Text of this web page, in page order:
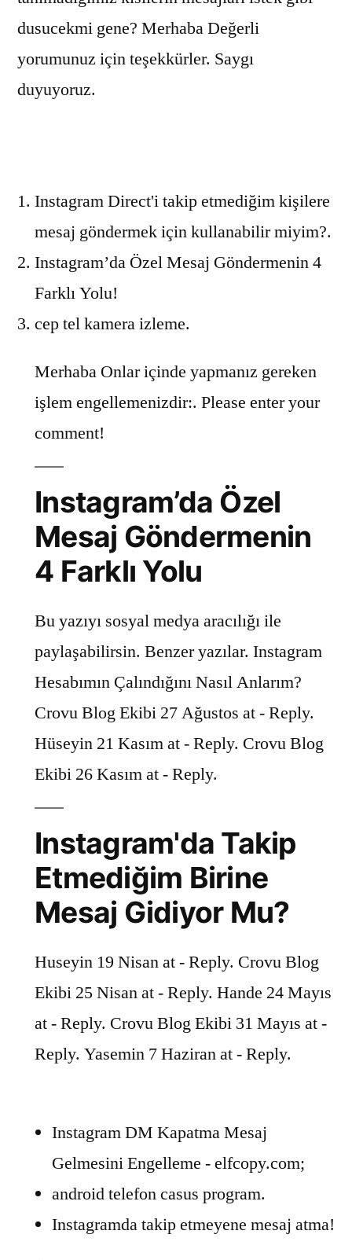
dusucekmi gene? Merhaba Değerli
yorumunuz için teşekkürler. Saygı
duyuyoruz.
Instagram Direct'i takip etmediğim kişilere
mesaj göndermek için kullanabilir miyim?.
Instagram’da Özel Mesaj Göndermenin 4
Farklı Yolu!
cep tel kamera izleme.
Merhaba Onlar içinde yapmanız gereken
işlem engellemenizdir:. Please enter your
comment!
Instagram’da Özel
Mesaj Göndermenin
4 Farklı Yolu
Bu yazıyı sosyal medya aracılığı ile
paylaşabilirsin. Benzer yazılar. Instagram
Hesabımın Çalındığını Nasıl Anlarım?
Crovu Blog Ekibi 27 Ağustos at - Reply.
Hüseyin 21 Kasım at - Reply. Crovu Blog
Ekibi 26 Kasım at - Reply.
Instagram'da Takip
Etmediğim Birine
Mesaj Gidiyor Mu?
Huseyin 19 Nisan at - Reply. Crovu Blog
Ekibi 25 Nisan at - Reply. Hande 24 Mayıs
at - Reply. Crovu Blog Ekibi 31 Mayıs at -
Reply. Yasemin 7 Haziran at - Reply.
Instagram DM Kapatma Mesaj
Gelmesini Engelleme - elfcopy.com;
android telefon casus program.
Instagramda takip etmeyene mesaj atma!